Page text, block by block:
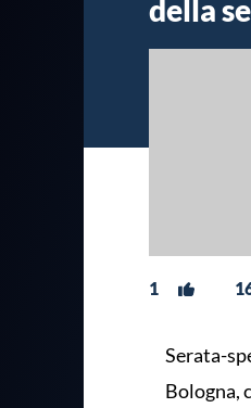
della
1
Serata-
Bologna,